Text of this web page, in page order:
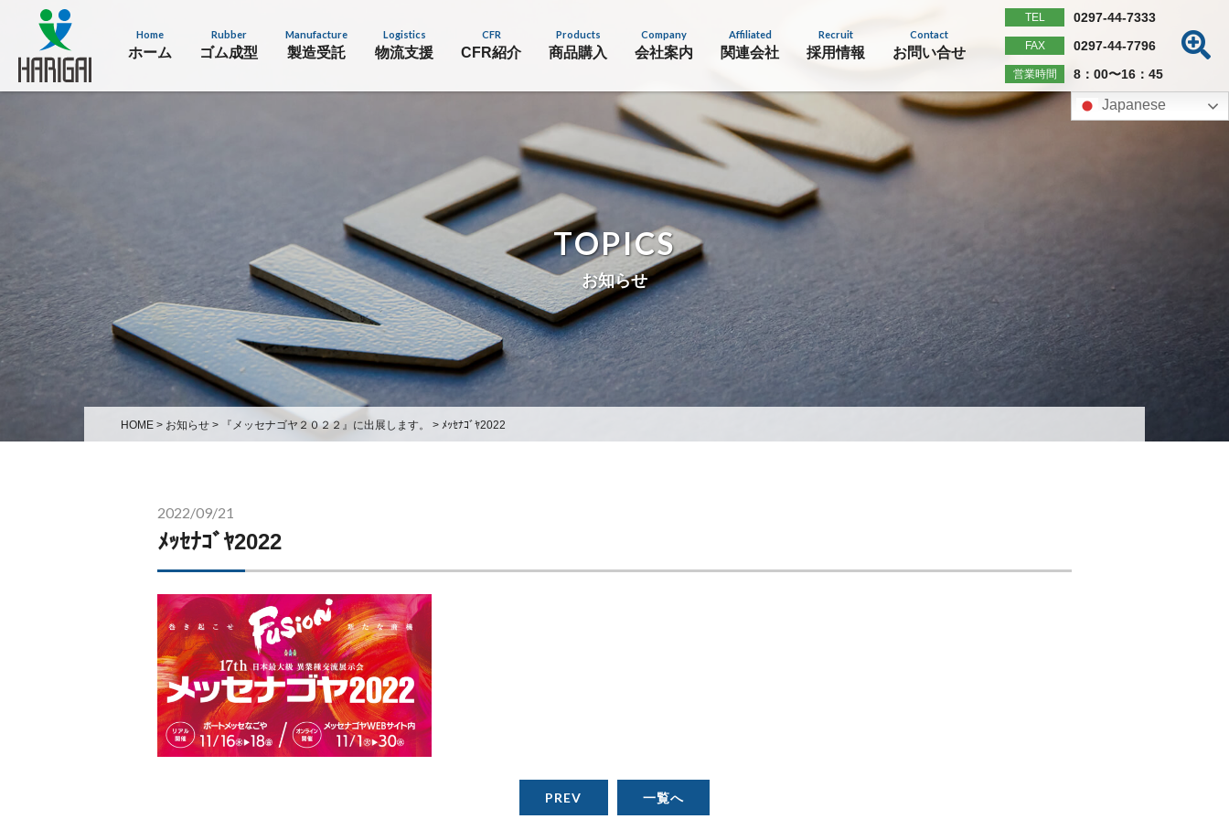
Home
ホーム
Rubber
ゴム成型
Manufacture
製造受託
Logistics
物流支援
CFR
CFR紹介
Products
商品購入
Company
会社案内
Affiliated
関連会社
Recruit
採用情報
Contact
お問い合せ
TEL 0297-44-7333
FAX 0297-44-7796
営業時間 8：00〜16：45
Japanese
TOPICS
お知らせ
HOME > お知らせ > 『メッセナゴヤ２０２２』に出展します。 > ﾒｯｾﾅｺﾞﾔ2022
2022/09/21
ﾒｯｾﾅｺﾞﾔ2022
PREV 一覧へ